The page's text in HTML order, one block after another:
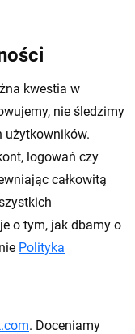
kwestia w
nie śledzimy
użytkowników.
logowań czy
całkowitą
o tym, jak dbamy o
Polityka
. Doceniamy